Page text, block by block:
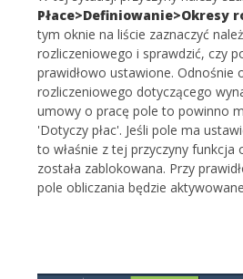
Płace>Definiowanie>Okresy
tym oknie na liście zaznaczyć
rozliczeniowego i sprawdzić, czy
prawidłowo ustawione. Odnośnie
rozliczeniowego dotyczącego
umowy o pracę pole to powinno
'Dotyczy płac'. Jeśli pole ma
to właśnie z tej przyczyny funkcja
została zablokowana. Przy
pole obliczania będzie